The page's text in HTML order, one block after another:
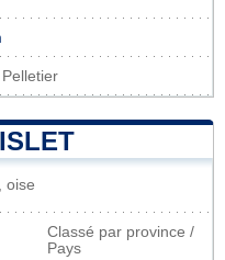
oise
Classé par province /
Pays